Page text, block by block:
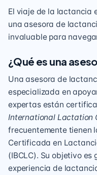
El viaje de la lactancia
una asesora de
invaluable para
¿Qué es una
Una asesora de
especializada en
expertas están
International Lactation
frecuentemente tienen
Certificada en
(IBCLC). Su objetivo
experiencia de